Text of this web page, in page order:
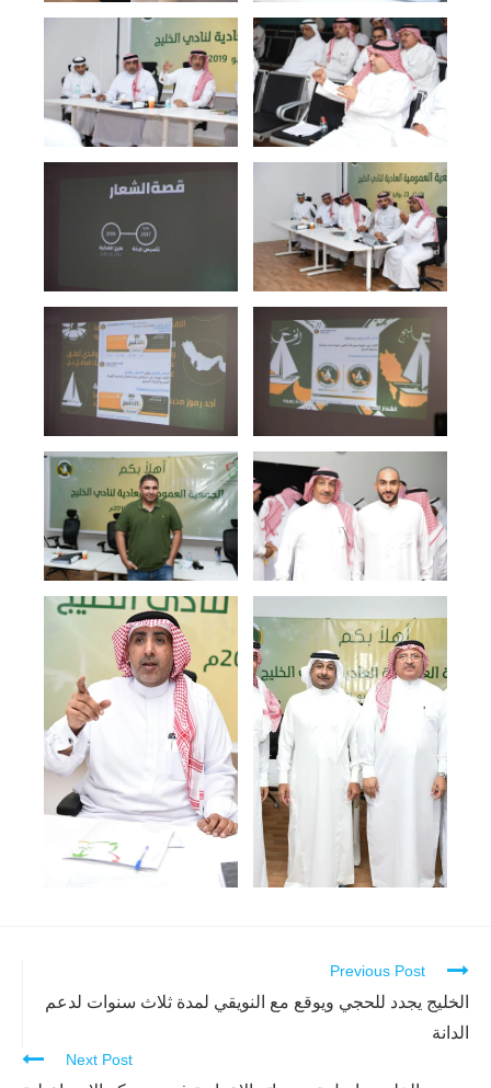
Continue
Reading
Previous Post
الخليج يجدد للحجي ويوقع مع النويقي لمدة ثلاث سنوات لدعم
الدانة
Next Post